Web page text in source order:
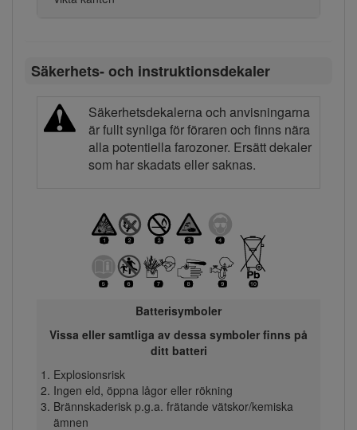
Säkerhets- och instruktionsdekaler
Säkerhetsdekalerna och anvisningarna
är fullt synliga för föraren och finns nära
alla potentiella farozoner. Ersätt dekaler
som har skadats eller saknas.
Batterisymboler
Vissa eller samtliga av dessa symboler finns på
ditt batteri
Explosionsrisk
Ingen eld, öppna lågor eller rökning
Brännskaderisk p.g.a. frätande vätskor/kemiska
ämnen